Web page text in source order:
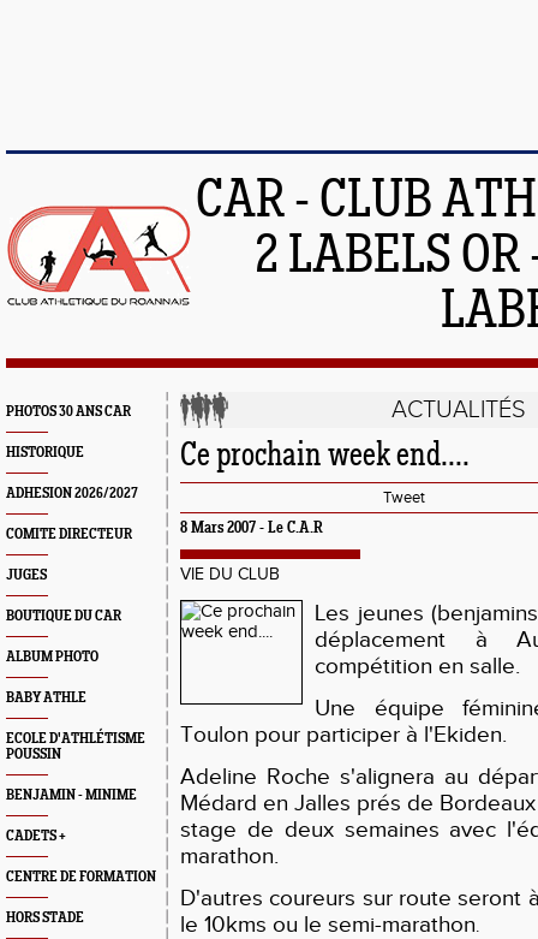
CAR - CLUB
2 LABELS
PHOTOS 30 ANS CAR
HISTORIQUE
ADHESION 2026/2027
COMITE DIRECTEUR
JUGES
BOUTIQUE DU CAR
ALBUM PHOTO
BABY ATHLE
ECOLE D'ATHLÉTISME
POUSSIN
BENJAMIN - MINIME
CADETS +
CENTRE DE FORMATION
HORS STADE
ACTUALITÉS
Ce prochain week end....
Tweet
8 Mars 2007 - Le C.A.R
VIE DU CLUB
Les jeunes
déplacement à
compétition en salle.
Une équipe
Toulon pour participer à l'Ekiden.
Adeline Roche s'alignera au
Médard en Jalles prés de
stage de deux semaines avec
marathon.
D'autres coureurs sur route seront
le 10kms ou le semi-marathon.